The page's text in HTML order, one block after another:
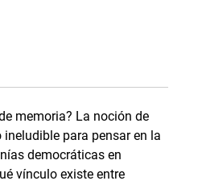
memoria? La noción de
para pensar en la
democráticas en
vínculo existe entre